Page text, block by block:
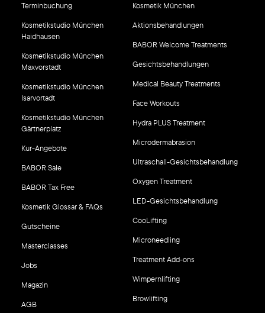
Terminbuchung
Kosmetikstudio München
Haidhausen
Kosmetikstudio München
Maxvorstadt
Kosmetikstudio München
Isarvortadt
Kosmetikstudio München
Gärtnerplatz
Kur-Angebote
BABOR Sale
BABOR Tax Free
Kosmetik Glossar & FAQs
Gutscheine
Masterclasses
Jobs
Magazin
AGB
Kosmetik München
Aktionsbehandlungen
BABOR Welcome Treatments
Gesichtsbehandlungen
Medical Beauty Treatments
Face Workouts
Hydra PLUS Treatment
Microdermabrasion
Ultraschall-Gesichtsbehandlung
Oxygen Treatment
LED-Gesichtsbehandlung
CooLifting
Microneedling
Treatment Add-ons
Wimpernlifting
Browlifting